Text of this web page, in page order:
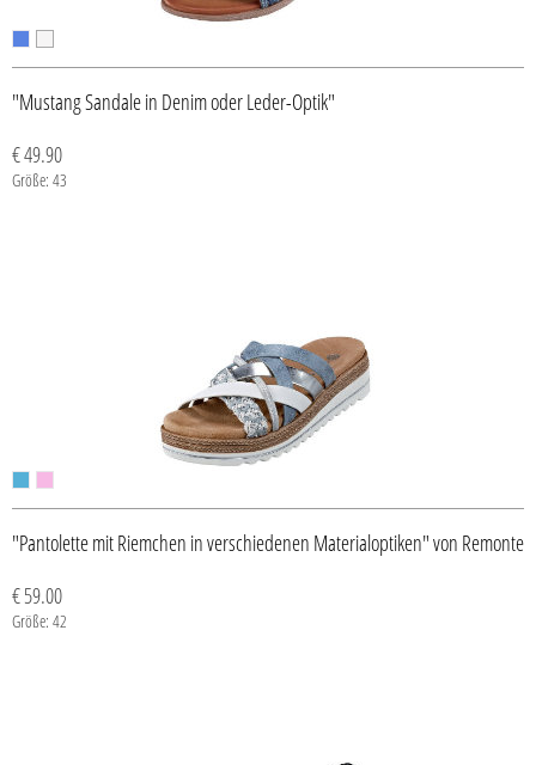
"Mustang Sandale in Denim oder Leder-Optik"
€ 49.90
Größe: 43
"Pantolette mit Riemchen in verschiedenen Materialoptiken" von Remonte
€ 59.00
Größe: 42